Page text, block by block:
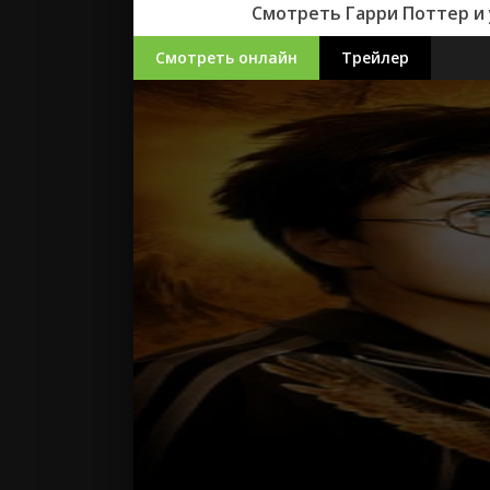
Заговор
Тайна
онлайн
устройстве.
Смотреть Гарри Поттер и
Смотреть онлайн Трейлер